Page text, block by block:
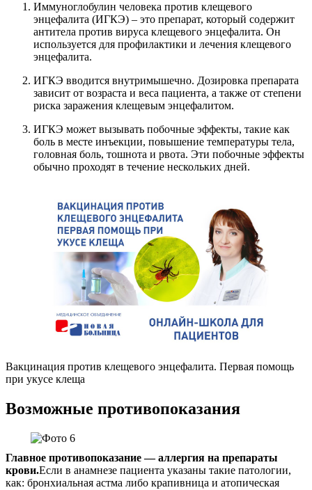
Иммуноглобулин человека против клещевого
энцефалита (ИГКЭ) – это препарат, который содержит
антитела против вируса клещевого энцефалита. Он
используется для профилактики и лечения клещевого
энцефалита.
ИГКЭ вводится внутримышечно. Дозировка препарата
зависит от возраста и веса пациента, а также от степени
риска заражения клещевым энцефалитом.
ИГКЭ может вызывать побочные эффекты, такие как
боль в месте инъекции, повышение температуры тела,
головная боль, тошнота и рвота. Эти побочные эффекты
обычно проходят в течение нескольких дней.
Вакцинация против клещевого энцефалита. Первая помощь
при укусе клеща
Возможные противопоказания
Главное противопоказание — аллергия на препараты
крови.Если в анамнезе пациента указаны такие патологии,
как: бронхиальная астма либо крапивница и атопическая